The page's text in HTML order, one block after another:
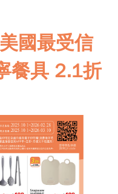
美國最受信
餐具 2.1折